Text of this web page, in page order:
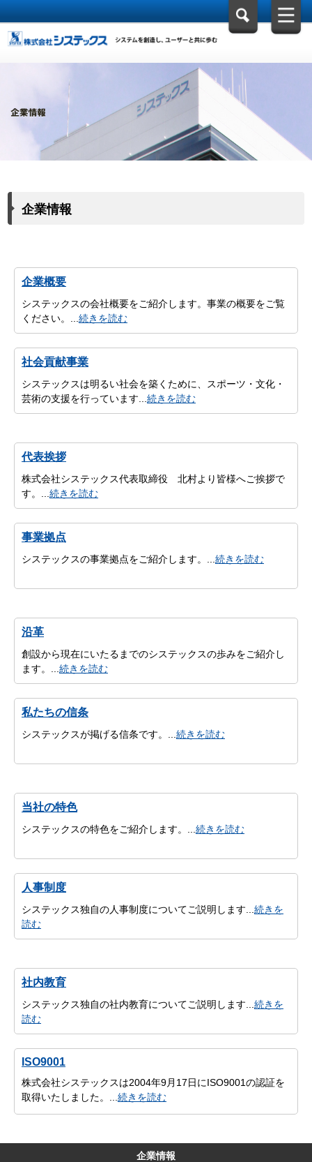
企業情報
企業概要
システックスの会社概要をご紹介します。事業の概要をご覧
ください。... 続きを読む
社会貢献事業
システックスは明るい社会を築くために、スポーツ・文化・
芸術の支援を行っています... 続きを読む
代表挨拶
株式会社システックス代表取締役 北村より皆様へご挨拶で
す。... 続きを読む
事業拠点
システックスの事業拠点をご紹介します。... 続きを読む
沿革
創設から現在にいたるまでのシステックスの歩みをご紹介し
ます。... 続きを読む
私たちの信条
システックスが掲げる信条です。... 続きを読む
当社の特色
システックスの特色をご紹介します。... 続きを読む
人事制度
システックス独自の人事制度についてご説明します... 続きを
読む
社内教育
システックス独自の社内教育についてご説明します... 続きを
読む
ISO9001
株式会社システックスは2004年9月17日にISO9001の認証を
取得いたしました。... 続きを読む
企業情報